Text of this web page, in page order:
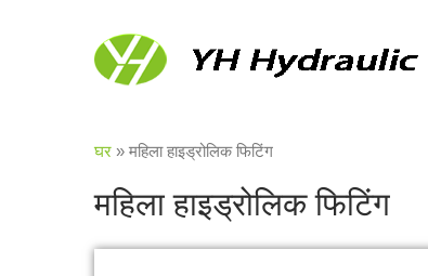
घर » महिला हाइड्रोलिक फिटिंग
महिला हाइड्रोलिक फिटिंग